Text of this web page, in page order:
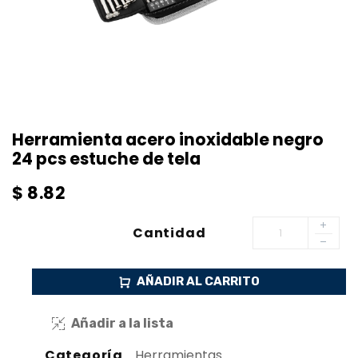
Herramienta acero inoxidable negro
24 pcs estuche de tela
$ 8.82
Cantidad
AÑADIR AL CARRITO
Añadir a la lista